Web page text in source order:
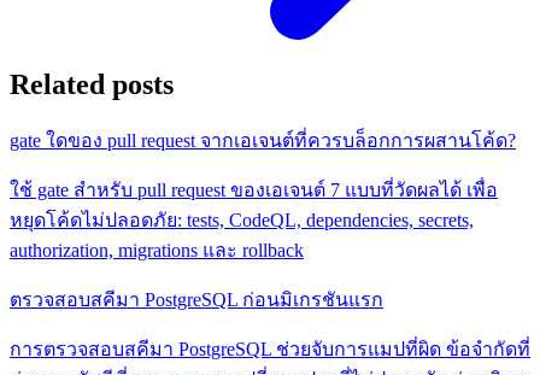
Related posts
gate ใดของ pull request จากเอเจนต์ที่ควรบล็อกการผสานโค้ด?
ใช้ gate สำหรับ pull request ของเอเจนต์ 7 แบบที่วัดผลได้ เพื่อ
หยุดโค้ดไม่ปลอดภัย: tests, CodeQL, dependencies, secrets,
authorization, migrations และ rollback
ตรวจสอบสคีมา PostgreSQL ก่อนมิเกรชันแรก
การตรวจสอบสคีมา PostgreSQL ช่วยจับการแมปที่ผิด ข้อจำกัดที่